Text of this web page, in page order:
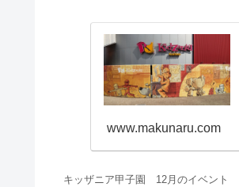
www.makunaru.com
キッザニア甲子園 12月のイベント